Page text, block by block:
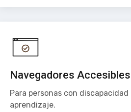
Navegadores Accesibles
Para personas con
aprendizaje.